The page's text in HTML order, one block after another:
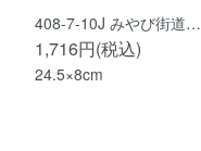
408-7-10J みやび街道…
1,716円(税込)
24.5×8cm